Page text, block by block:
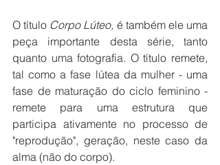
O título Corpo Lúteo, é também ele uma
peça importante desta série, tanto
quanto uma fotografia. O título remete,
tal como a fase lútea da mulher - uma
fase de maturação do ciclo feminino -
remete para uma estrutura que
participa ativamente no processo de
"reprodução", geração, neste caso da
alma (não do corpo).